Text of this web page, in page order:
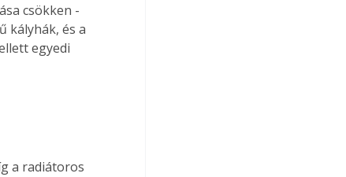
csökken -
kályhák, és a
egyedi
a radiátoros